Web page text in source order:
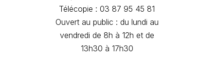
Télécopie : 03 87 95 45 81
Ouvert au public : du lundi au
vendredi de 8h à 12h et de
13h30 à 17h30